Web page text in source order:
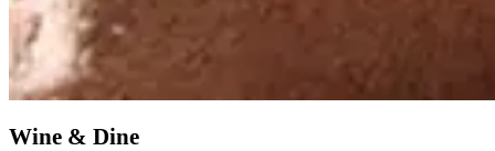
Wine & Dine